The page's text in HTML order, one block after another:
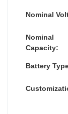
Nominal
Nominal
Capacity:
Battery